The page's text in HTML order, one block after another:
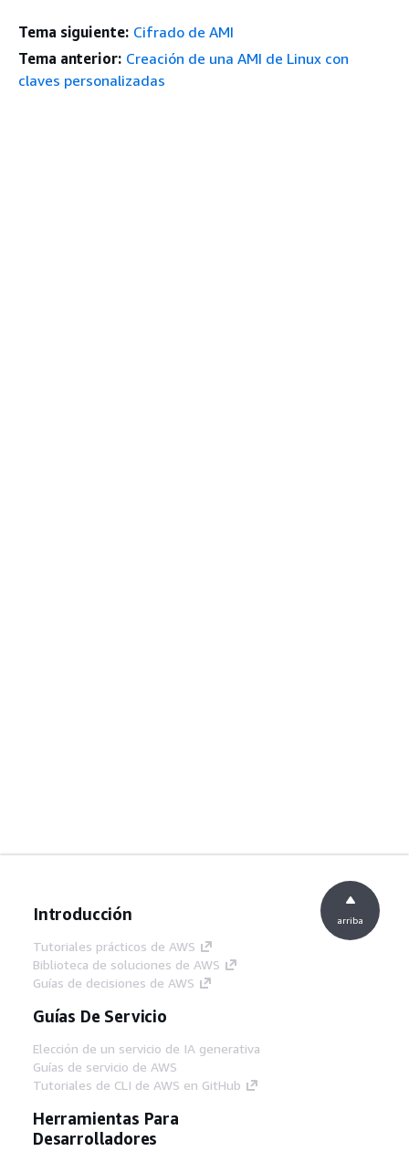
Tema siguiente: Cifrado de AMI
Tema anterior: Creación de una AMI de Linux con
claves personalizadas
Introducción
Tutoriales prácticos de AWS
Biblioteca de soluciones de AWS
Guías de decisiones de AWS
Guías De Servicio
Elección de un servicio de IA generativa
Guías de servicio de AWS
Tutoriales de CLI de AWS en GitHub
Herramientas Para
Desarrolladores
arriba